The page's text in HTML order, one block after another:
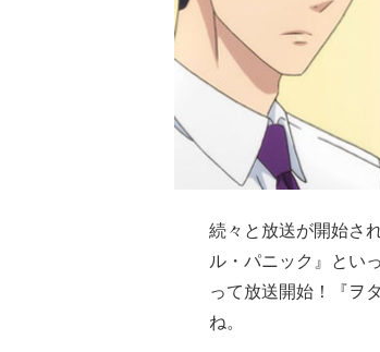
続々と放送が開始さ
ル・パニック』とい
って放送開始！『ヲ
ね。